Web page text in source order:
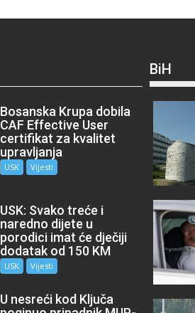
Bosanska Krupa dobila
CAF Effective User
certifikat za kvalitet
upravljanja
USK Vijesti
USK: Svako treće i
naredno dijete u
porodici imat će dječiji
dodatak od 150 KM
USK Vijesti
U nesreći kod Ključa
BiH